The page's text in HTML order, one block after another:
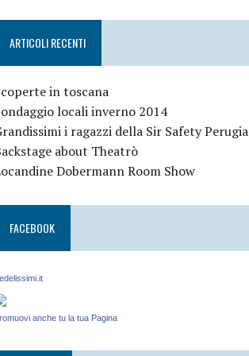
ARTICOLI RECENTI
in toscana
locali inverno 2014
i ragazzi della Sir Safety Perugia
about Theatrò
Dobermann Room Show
FACEBOOK
anche tu la tua Pagina